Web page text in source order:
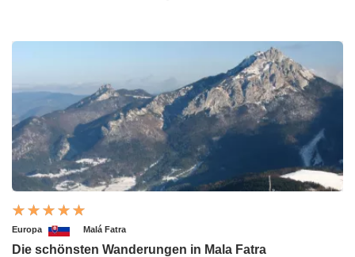
Europa Malá Fatra
Die schönsten Wanderungen in Mala Fatra